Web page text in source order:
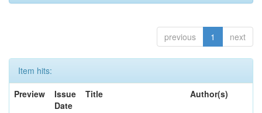
previous 1 next
Item hits:
Preview
Issue
Date
Title Author(s)